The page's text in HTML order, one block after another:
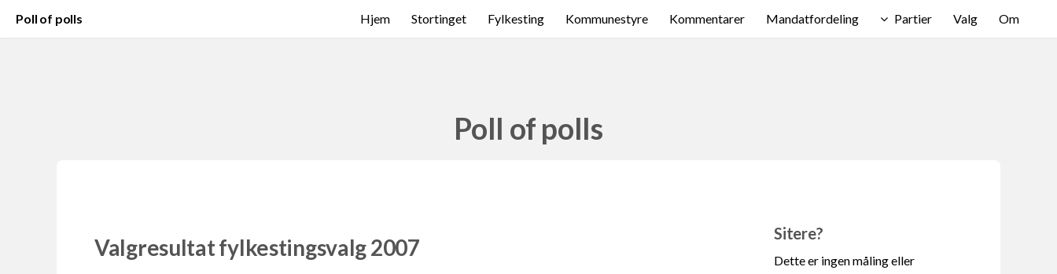
Poll of polls Hjem Stortinget Fylkesting Kommunestyre Kommentarer Mandatfordeling Partier Valg Om
Poll of polls
Valgresultat fylkestingsvalg 2007
Sitere?
Dette er ingen måling eller